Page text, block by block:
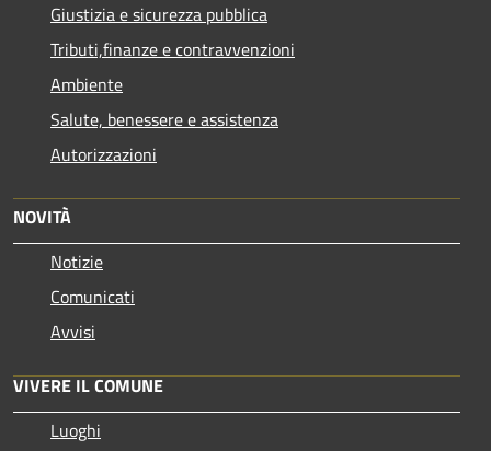
Giustizia e sicurezza pubblica
Tributi,finanze e contravvenzioni
Ambiente
Salute, benessere e assistenza
Autorizzazioni
NOVITÀ
Notizie
Comunicati
Avvisi
VIVERE IL COMUNE
Luoghi